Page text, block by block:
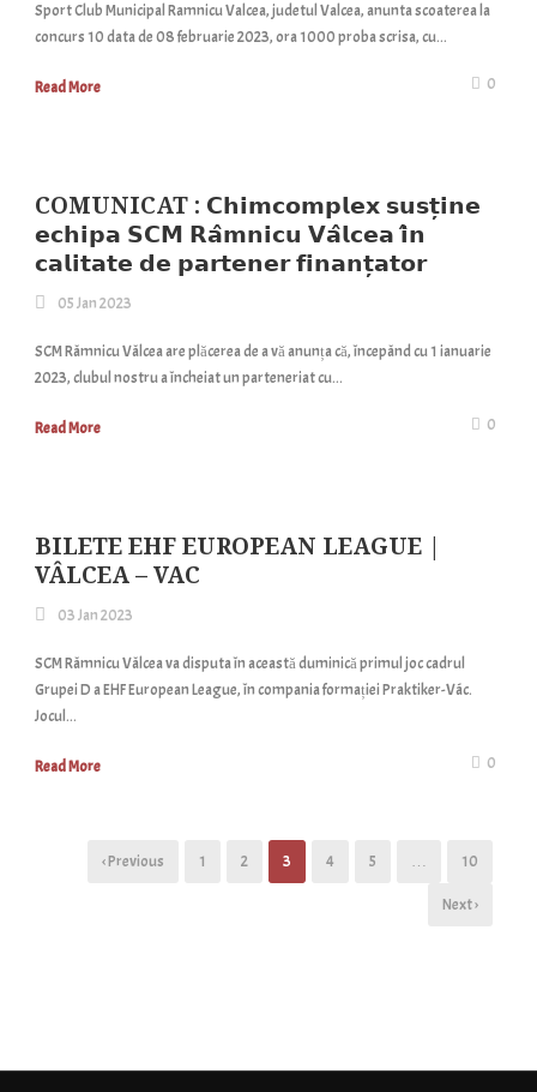
Sport Club Municipal Ramnicu Valcea, judetul Valcea, anunta scoaterea la
concurs 10 data de 08 februarie 2023, ora 1000 proba scrisa, cu...
Read More 0
COMUNICAT : 𝗖𝗵𝗶𝗺𝗰𝗼𝗺𝗽𝗹𝗲𝘅 𝘀𝘂𝘀𝘁̦𝗶𝗻𝗲
𝗲𝗰𝗵𝗶𝗽𝗮 𝗦𝗖𝗠 𝗥𝗮̂𝗺𝗻𝗶𝗰𝘂 𝗩𝗮̂𝗹𝗰𝗲𝗮 𝗶̂𝗻
𝗰𝗮𝗹𝗶𝘁𝗮𝘁𝗲 𝗱𝗲 𝗽𝗮𝗿𝘁𝗲𝗻𝗲𝗿 𝗳𝗶𝗻𝗮𝗻𝘁̦𝗮𝘁𝗼𝗿
05 Jan 2023
SCM Râmnicu Vâlcea are plăcerea de a vă anunța că, începând cu 1 ianuarie
2023, clubul nostru a încheiat un parteneriat cu...
Read More 0
BILETE EHF EUROPEAN LEAGUE |
VÂLCEA – VAC
03 Jan 2023
SCM Râmnicu Vâlcea va disputa în această duminică primul joc cadrul
Grupei D a EHF European League, în compania formației Praktiker-Vác.
Jocul...
Read More 0
‹ Previous 1 2 3 4 5 … 10
Next ›